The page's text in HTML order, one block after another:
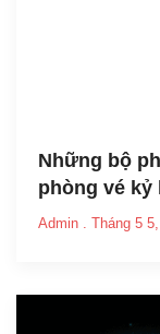
Những bộ
phòng vé kỷ
Admin Tháng 5